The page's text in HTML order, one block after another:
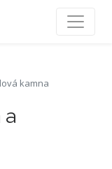
kamna